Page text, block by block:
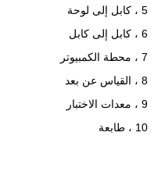
5 ، كابل إلى لوحة
6 ، كابل إلى كابل
7 ، محطة الكمبيوتر
8 ، القياس عن بعد
9 ، معدات الاختبار
10 ، طابعة